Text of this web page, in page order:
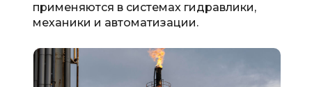
применяются в системах гидравлики,
механики и автоматизации.